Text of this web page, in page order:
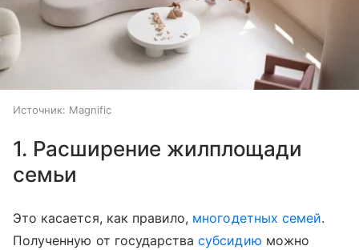
Источник: Magnific
1. Расширение жилплощади
семьи
Это касается, как правило, многодетных семей.
Полученную от государствасубсидию можно